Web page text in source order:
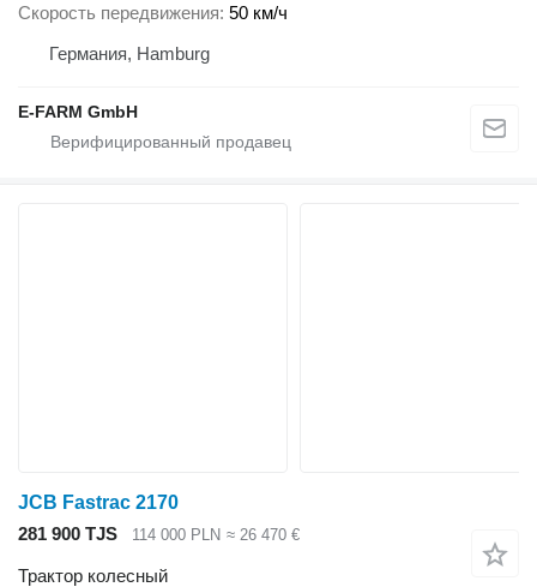
Скорость передвижения 50 км/ч
Германия, Hamburg
E-FARM GmbH
JCB Fastrac 2170
281 900 TJS
114 000 PLN ≈ 26 470 €
Трактор колесный